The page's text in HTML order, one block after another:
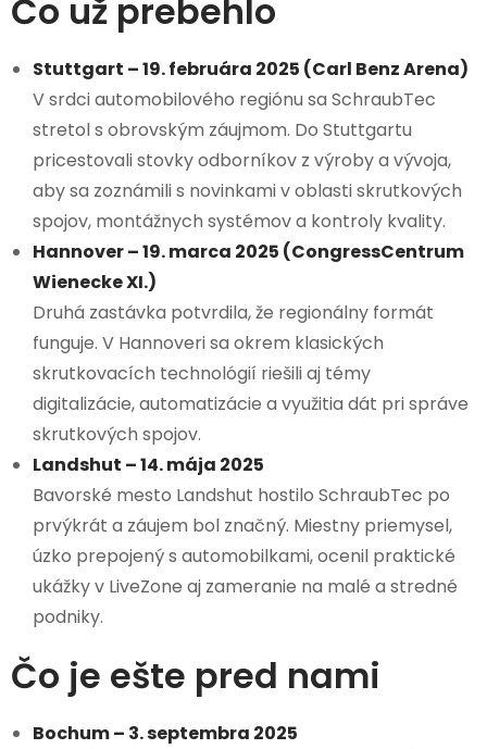
Čo už prebehlo
Stuttgart – 19. februára 2025 (Carl Benz Arena)
V srdci automobilového regiónu sa SchraubTec
stretol s obrovským záujmom. Do Stuttgartu
pricestovali stovky odborníkov z výroby a vývoja,
aby sa zoznámili s novinkami v oblasti skrutkových
spojov, montážnych systémov a kontroly kvality.
Hannover – 19. marca 2025 (CongressCentrum
Wienecke XI.)
Druhá zastávka potvrdila, že regionálny formát
funguje. V Hannoveri sa okrem klasických
skrutkovacích technológií riešili aj témy
digitalizácie, automatizácie a využitia dát pri správe
skrutkových spojov.
Landshut – 14. mája 2025
Bavorské mesto Landshut hostilo SchraubTec po
prvýkrát a záujem bol značný. Miestny priemysel,
úzko prepojený s automobilkami, ocenil praktické
ukážky v LiveZone aj zameranie na malé a stredné
podniky.
Čo je ešte pred nami
Bochum – 3. septembra 2025